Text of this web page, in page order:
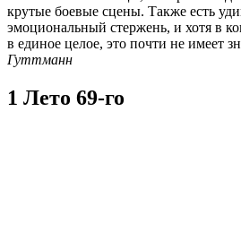
крутые боевые сцены. Также есть
эмоциональный стержень, и хотя в
в единое целое, это почти не имеет
Гуттманн
1 Лето 69-го